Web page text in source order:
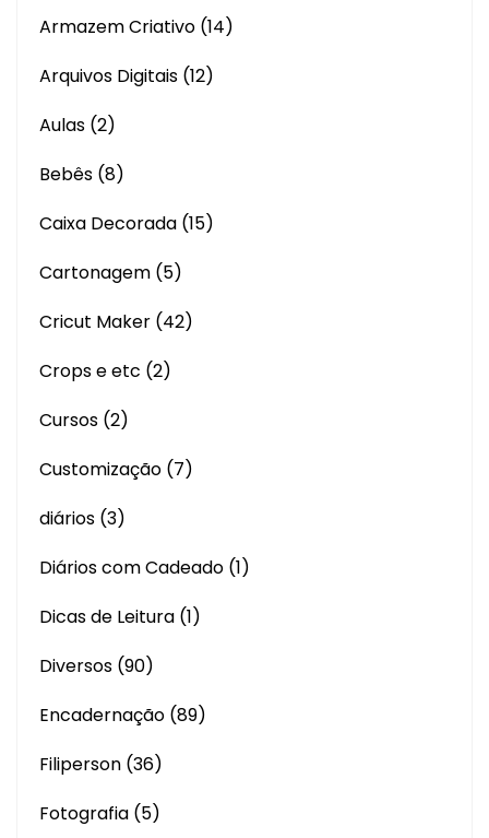
Armazem Criativo (14)
Arquivos Digitais (12)
Aulas (2)
Bebês (8)
Caixa Decorada (15)
Cartonagem (5)
Cricut Maker (42)
Crops e etc (2)
Cursos (2)
Customização (7)
diários (3)
Diários com Cadeado (1)
Dicas de Leitura (1)
Diversos (90)
Encadernação (89)
Filiperson (36)
Fotografia (5)